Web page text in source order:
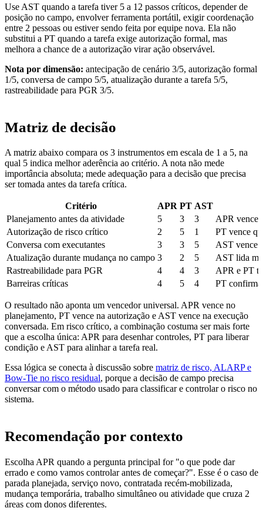
Use AST quando a tarefa tiver 5 a 12 passos críticos, depender de
posição no campo, envolver ferramenta portátil, exigir coordenação
entre 2 pessoas ou estiver sendo feita por equipe nova. Ela não
substitui a PT quando a tarefa exige autorização formal, mas
melhora a chance de a autorização virar ação observável.
Nota por dimensão: antecipação de cenário 3/5, autorização formal
1/5, conversa de campo 5/5, atualização durante a tarefa 5/5,
rastreabilidade para PGR 3/5.
Matriz de decisão
A matriz abaixo compara os 3 instrumentos em escala de 1 a 5, na
qual 5 indica melhor aderência ao critério. A nota não mede
importância absoluta; mede adequação para a decisão que precisa
ser tomada antes da tarefa crítica.
Critério APR PT AST
Planejamento antes da atividade
5 3 3
APR vence
Autorização de risco crítico
2 5 1
PT vence
Conversa com executantes
3 3 5
AST vence
Atualização durante mudança no campo 3 2 5
AST lida
Rastreabilidade para PGR
4 4 3
APR e PT
Barreiras críticas
4 5 4 PT confirma
O resultado não aponta um vencedor universal. APR vence no
planejamento, PT vence na autorização e AST vence na execução
conversada. Em risco crítico, a combinação costuma ser mais forte
que a escolha única: APR para desenhar controles, PT para liberar
condição e AST para alinhar a tarefa real.
Essa lógica se conecta à discussão sobre matriz de risco, ALARP e
Bow-Tie no risco residual, porque a decisão de campo precisa
conversar com o método usado para classificar e controlar o risco no
sistema.
Recomendação por contexto
Escolha APR quando a pergunta principal for "o que pode dar
errado e como vamos controlar antes de começar?". Esse é o caso de
parada planejada, serviço novo, contratada recém-mobilizada,
mudança temporária, trabalho simultâneo ou atividade que cruza 2
áreas com donos diferentes.